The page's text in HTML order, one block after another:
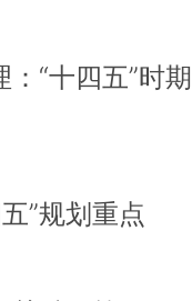
：“十四五”时
”规划重点